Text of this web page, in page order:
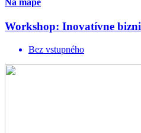
Workshop: Inovatívne
Bez vstupného